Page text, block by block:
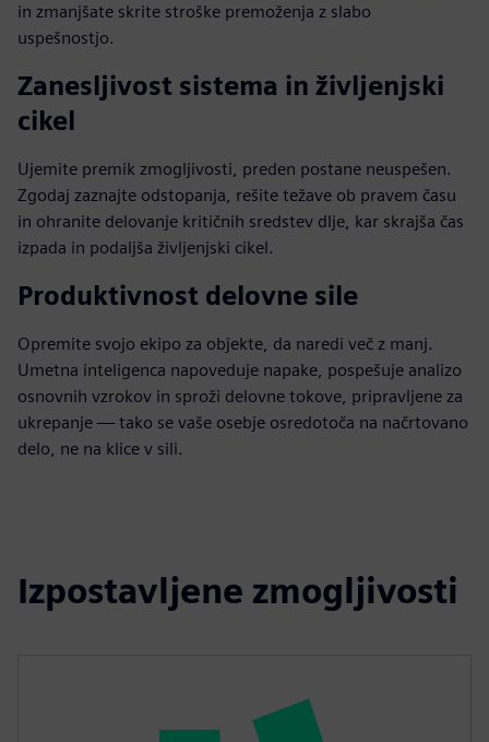
in zmanjšate skrite stroške premoženja z slabo
uspešnostjo.
Zanesljivost sistema in življenjski
cikel
Ujemite premik zmogljivosti, preden postane neuspešen.
Zgodaj zaznajte odstopanja, rešite težave ob pravem času
in ohranite delovanje kritičnih sredstev dlje, kar skrajša čas
izpada in podaljša življenjski cikel.
Produktivnost delovne sile
Opremite svojo ekipo za objekte, da naredi več z manj.
Umetna inteligenca napoveduje napake, pospešuje analizo
osnovnih vzrokov in sproži delovne tokove, pripravljene za
ukrepanje — tako se vaše osebje osredotoča na načrtovano
delo, ne na klice v sili.
Izpostavljene zmogljivosti